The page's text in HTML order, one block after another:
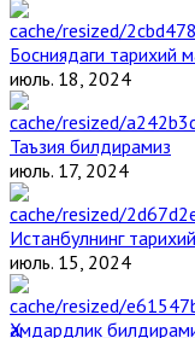
Босниядаги тарихий
июль. 18, 2024
Таъзия билдирамиз
июль. 17, 2024
Истанбулнинг
июль. 15, 2024
Ҳамдардлик